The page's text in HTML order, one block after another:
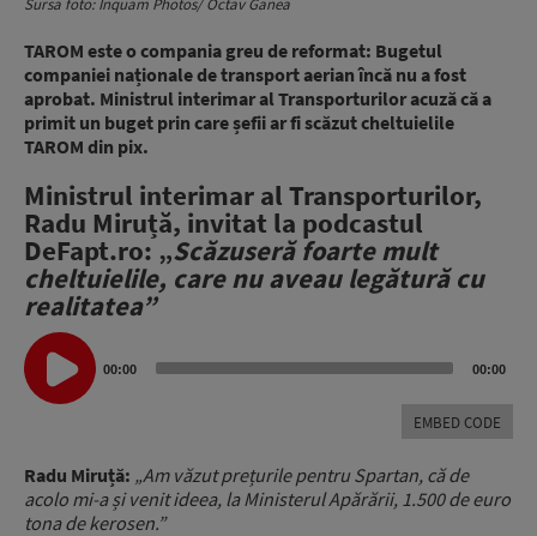
Sursa foto: Inquam Photos/ Octav Ganea
TAROM este o compania greu de reformat: Bugetul
companiei naționale de transport aerian încă nu a fost
aprobat. Ministrul interimar al Transporturilor acuză că a
primit un buget prin care șefii ar fi scăzut cheltuielile
TAROM din pix.
Ministrul interimar al Transporturilor,
Radu Miruță, invitat la podcastul
DeFapt.ro: „Scăzuseră foarte mult
cheltuielile, care nu aveau legătură cu
realitatea”
Audio
Player
00:00 00:00
EMBED CODE
Radu Miruță: „Am văzut prețurile pentru Spartan, că de
acolo mi-a și venit ideea, la Ministerul Apărării, 1.500 de euro
tona de kerosen.”